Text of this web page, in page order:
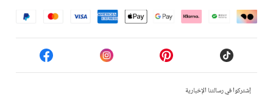
إشتركوا في رسالتنا الإخبارية